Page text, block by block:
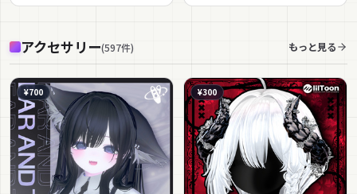
アクセサリー(597件) もっと見る
¥700 ¥300